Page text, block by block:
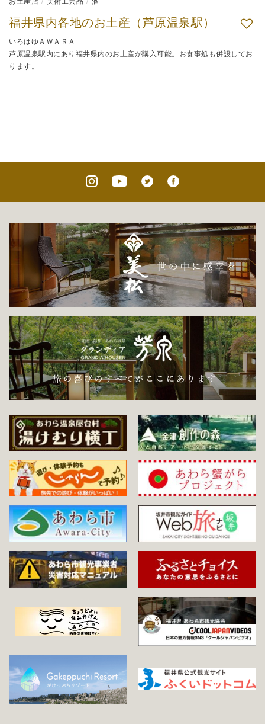
福井県内各地のお土産（芦原温泉駅）
いろはゆＡＷＡＲＡ
芦原温泉駅内にあり福井県内のお土産が購入可能。お食事処も併設してお
ります。